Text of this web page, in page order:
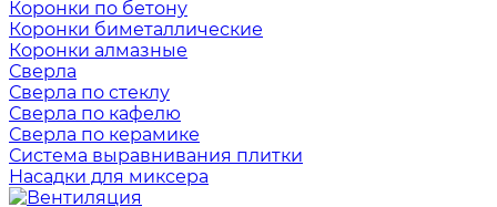
Коронки по бетону
Коронки биметаллические
Коронки алмазные
Сверла
Сверла по стеклу
Сверла по кафелю
Сверла по керамике
Система выравнивания плитки
Насадки для миксера